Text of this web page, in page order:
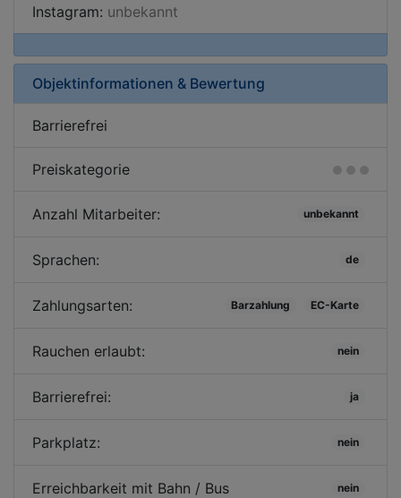
Instagram: unbekannt
Objektinformationen & Bewertung
Barrierefrei
Preiskategorie
Anzahl Mitarbeiter: unbekannt
Sprachen: de
Zahlungsarten: Barzahlung EC-Karte
Rauchen erlaubt: nein
Barrierefrei: ja
Parkplatz: nein
Erreichbarkeit mit Bahn / Bus nein